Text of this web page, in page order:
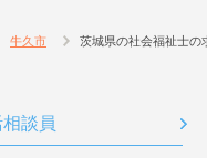
牛久市 茨城県の社会福祉士の
談員